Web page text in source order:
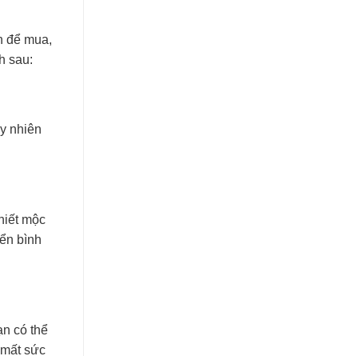
để mua,
sau:
nhiên
mộc
bình
có thể
sức